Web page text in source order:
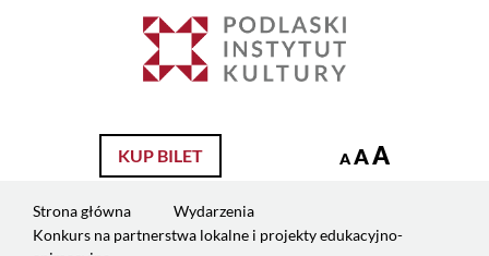
projekty
edukacyjno-
KUP BILET A AA
Strona główna
Wydarzenia
Konkurs na partnerstwa lokalne i projekty edukacyjno-